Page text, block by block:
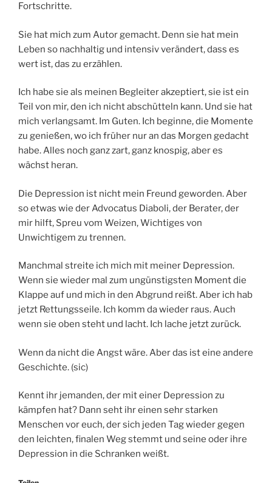
Fortschritte.
Sie hat mich zum Autor gemacht. Denn sie hat mein
Leben so nachhaltig und intensiv verändert, dass es
wert ist, das zu erzählen.
Ich habe sie als meinen Begleiter akzeptiert, sie ist ein
Teil von mir, den ich nicht abschütteln kann. Und sie hat
mich verlangsamt. Im Guten. Ich beginne, die Momente
zu genießen, wo ich früher nur an das Morgen gedacht
habe. Alles noch ganz zart, ganz knospig, aber es
wächst heran.
Die Depression ist nicht mein Freund geworden. Aber
so etwas wie der Advocatus Diaboli, der Berater, der
mir hilft, Spreu vom Weizen, Wichtiges von
Unwichtigem zu trennen.
Manchmal streite ich mich mit meiner Depression.
Wenn sie wieder mal zum ungünstigsten Moment die
Klappe auf und mich in den Abgrund reißt. Aber ich hab
jetzt Rettungsseile. Ich komm da wieder raus. Auch
wenn sie oben steht und lacht. Ich lache jetzt zurück.
Wenn da nicht die Angst wäre. Aber das ist eine andere
Geschichte. (sic)
Kennt ihr jemanden, der mit einer Depression zu
kämpfen hat? Dann seht ihr einen sehr starken
Menschen vor euch, der sich jeden Tag wieder gegen
den leichten, finalen Weg stemmt und seine oder ihre
Depression in die Schranken weißt.